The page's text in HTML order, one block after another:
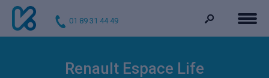
01 89 31 44 49
Renault Espace Life